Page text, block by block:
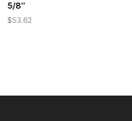
5/8″
$53.62